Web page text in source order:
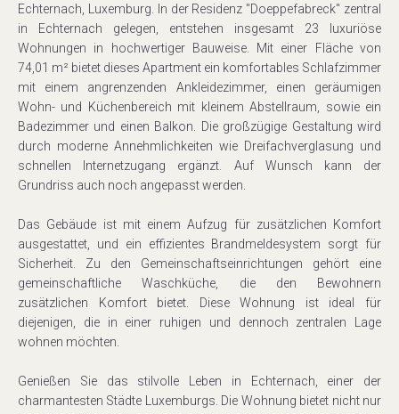
Echternach, Luxemburg. In der Residenz "Doeppefabreck" zentral
in Echternach gelegen, entstehen insgesamt 23 luxuriöse
Wohnungen in hochwertiger Bauweise. Mit einer Fläche von
74,01 m² bietet dieses Apartment ein komfortables Schlafzimmer
mit einem angrenzenden Ankleidezimmer, einen geräumigen
Wohn- und Küchenbereich mit kleinem Abstellraum, sowie ein
Badezimmer und einen Balkon. Die großzügige Gestaltung wird
durch moderne Annehmlichkeiten wie Dreifachverglasung und
schnellen Internetzugang ergänzt. Auf Wunsch kann der
Grundriss auch noch angepasst werden.
Das Gebäude ist mit einem Aufzug für zusätzlichen Komfort
ausgestattet, und ein effizientes Brandmeldesystem sorgt für
Sicherheit. Zu den Gemeinschaftseinrichtungen gehört eine
gemeinschaftliche Waschküche, die den Bewohnern
zusätzlichen Komfort bietet. Diese Wohnung ist ideal für
diejenigen, die in einer ruhigen und dennoch zentralen Lage
wohnen möchten.
Genießen Sie das stilvolle Leben in Echternach, einer der
charmantesten Städte Luxemburgs. Die Wohnung bietet nicht nur